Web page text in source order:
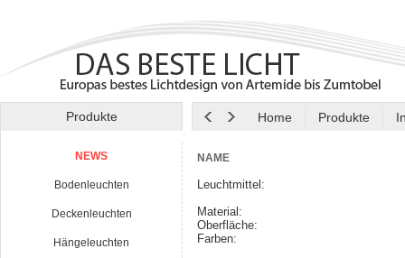
Produkte Home Produkte
NEWS
Bodenleuchten
Deckenleuchten
Hängeleuchten
NAME
Leuchtmittel:
Material:
Oberfläche:
Farben: